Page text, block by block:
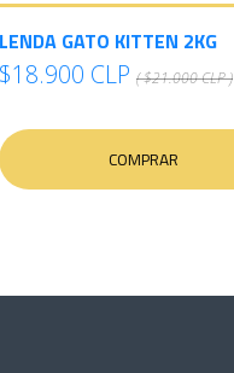
LENDA GATO KITTEN 2KG
$18.900 CLP ( $21.000 CLP )
COMPRAR